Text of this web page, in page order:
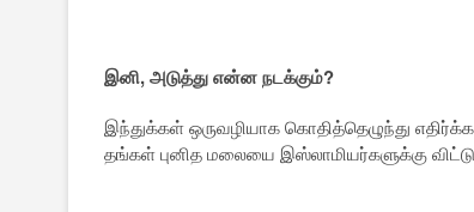
இனி, அடுத்து என்ன நடக்கும்?
இந்துக்கள் ஒருவழியாக கொதித்தெழுந்து
தங்கள் புனித மலையை இஸ்லாமியர்களுக்கு